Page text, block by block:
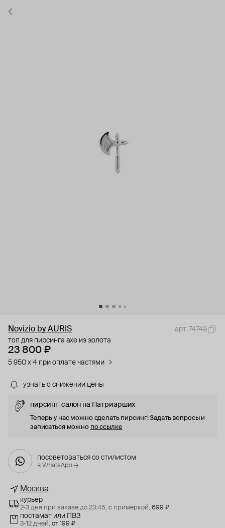
Novizio by AURIS
арт. 74749
топ для пирсинга axe из золота
23 800 ₽
5 950 x 4 при оплате частями
узнать о снижении цены
пирсинг-салон на Патриарших
Теперь у нас можно сделать пирсинг! Задать вопросы и
записаться можно по ссылке
посоветоваться со стилистом
в WhatsApp →
Москва
курьер
2-3 дня при заказе до 23:45, с примеркой, 699 ₽
постамат или ПВЗ
3-12 дней, от 199 ₽